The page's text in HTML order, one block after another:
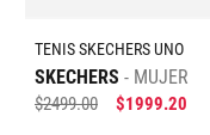
TENIS SKECHERS UNO
SKECHERS MUJER
$2499.00 $1999.20